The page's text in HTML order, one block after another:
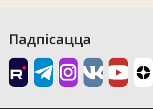
Падпісацца